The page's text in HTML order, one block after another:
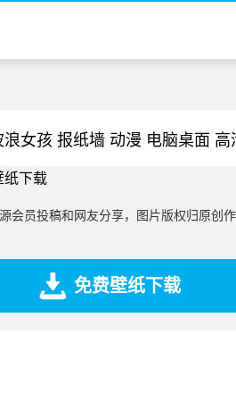
女孩 报纸墙 动漫 电脑桌面
会员投稿和网友分享，图片版权归原创
免费壁纸下载